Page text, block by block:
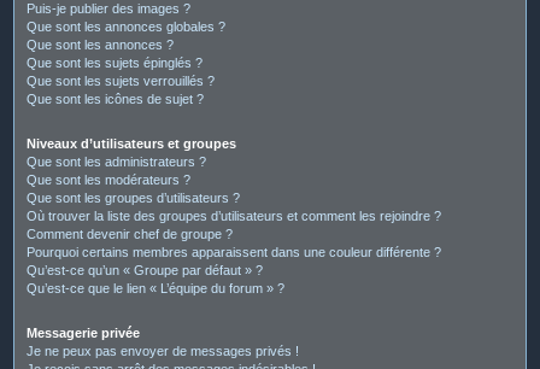
Puis-je publier des images ?
Que sont les annonces globales ?
Que sont les annonces ?
Que sont les sujets épinglés ?
Que sont les sujets verrouillés ?
Que sont les icônes de sujet ?
Niveaux d’utilisateurs et groupes
Que sont les administrateurs ?
Que sont les modérateurs ?
Que sont les groupes d’utilisateurs ?
Où trouver la liste des groupes d’utilisateurs et comment les rejoindre ?
Comment devenir chef de groupe ?
Pourquoi certains membres apparaissent dans une couleur différente ?
Qu’est-ce qu’un « Groupe par défaut » ?
Qu’est-ce que le lien « L’équipe du forum » ?
Messagerie privée
Je ne peux pas envoyer de messages privés !